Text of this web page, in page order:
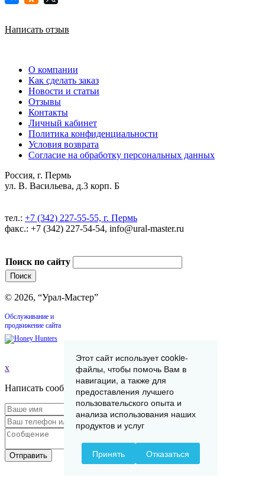
Написать отзыв
О компании
Как сделать заказ
Новости и статьи
Отзывы
Контакты
Личный кабинет
Политика конфиденциальности
Условия возврата
Согласие на обработку персональных данных
Россия, г. Пермь
ул. В. Васильева, д.3 корп. Б
тел.: +7 (342) 227-55-55, г. Пермь
факс.: +7 (342) 227-54-54, info@ural-master.ru
Поиск по сайту
© 2026, “Урал-Мастер”
Обслуживание и
продвижение сайта
x
Написать сообщение
Отправить
Этот сайт использует cookie-
файлы, чтобы помочь Вам в
навигации, а также для
предоставления лучшего
пользовательского опыта и
анализа использования наших
продуктов и услуг
Принять Отказаться